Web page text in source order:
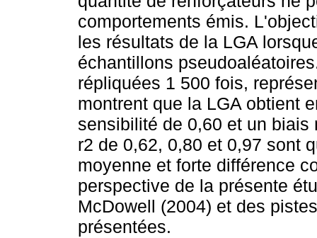
comportements émis.
les résultats de la LGA
échantillons
répliquées 1 500 fois,
montrent que la LGA obtient
sensibilité de 0,60 et un
r2 de 0,62, 0,80 et 0,97 sont
moyenne et forte différence
perspective de la présente
McDowell (2004) et des
présentées.